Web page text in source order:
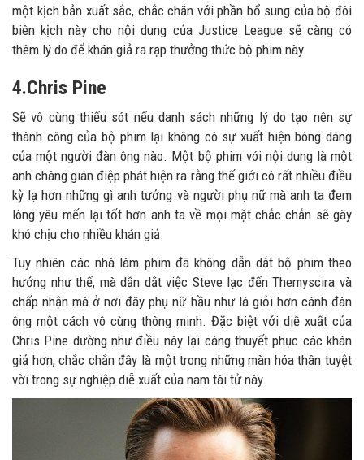
một kịch bản xuất sắc, chắc chắn với phần bổ sung của bộ đôi
biên kịch này cho nội dung của Justice League sẽ càng có
thêm lý do để khán giả ra rạp thưởng thức bộ phim này.
4.Chris Pine
Sẽ vô cùng thiếu sót nếu danh sách những lý do tạo nên sự
thành công của bộ phim lại không có sự xuất hiện bóng dáng
của một người đàn ông nào. Một bộ phim vói nội dung là một
anh chàng gián điệp phát hiện ra rằng thế giới có rất nhiều điều
kỳ lạ hơn những gì anh tưởng và người phụ nữ mà anh ta đem
lòng yêu mến lại tốt hơn anh ta về mọi mặt chắc chắn sẽ gây
khó chịu cho nhiều khán giả.
Tuy nhiên các nhà làm phim đã không dẫn dắt bộ phim theo
hướng như thế, mà dẫn dắt việc Steve lạc đến Themyscira và
chấp nhận mà ở nơi đây phụ nữ hầu như là giỏi hơn cánh đàn
ông một cách vô cùng thông minh. Đặc biệt với diễ xuất của
Chris Pine dường như điều này lại càng thuyết phục các khán
giả hơn, chắc chắn đây là một trong những màn hóa thân tuyệt
vời trong sự nghiệp diễ xuất của nam tài tử này.